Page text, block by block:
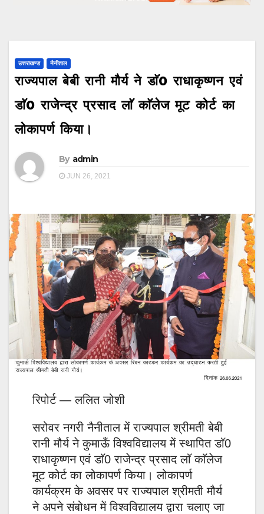
उत्तराखण्ड नैनीताल
राज्यपाल बेबी रानी मौर्य ने डाॅ0 राधाकृष्णन एवं
डाॅ0 राजेन्द्र प्रसाद लाॅ काॅलेज मूट कोर्ट का
लोकापर्ण किया।
By admin
JUN 26, 2021
रिपोर्ट — ललित जोशी
सरोवर नगरी नैनीताल में राज्यपाल श्रीमती बेबी
रानी मौर्य ने कुमाऊँ विश्वविद्यालय में स्थापित डाॅ0
राधाकृष्णन एवं डाॅ0 राजेन्द्र प्रसाद लाॅ काॅलेज
मूट कोर्ट का लोकापर्ण किया। लोकापर्ण
कार्यक्रम के अवसर पर राज्यपाल श्रीमती मौर्य
ने अपने संबोधन में विश्वविद्यालय द्वारा चलाए जा